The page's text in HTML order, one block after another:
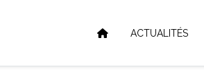
ACTUALITÉS